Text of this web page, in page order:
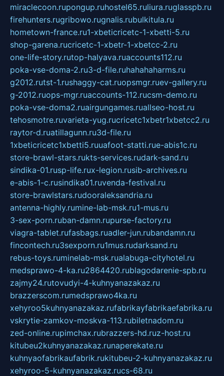
miraclecoon.rupongup.ruhostel65.ruliura.ruglasspb.ru
firehunters.rugribowo.rugnalis.rubulkitula.ru
hometown-france.ru1-xbeticricetc-1-xbetti-5.ru
shop-garena.rucricetc-1-xbetr-1-xbetcc-2.ru
one-life-story.rutop-halyava.ruaccounts112.ru
poka-vse-doma-2.ru3-d-file.ruhahahaharms.ru
g2012.rutst-1.rushaggy-cat.ruopsmgr.ruev-gallery.ru
g-2012.ruops-mgr.ruaccounts-112.rucsm-demo.ru
poka-vse-doma2.ruairgungames.ruallseo-host.ru
tehosmotre.ruvarieta-yug.rucricetc1xbetr1xbetcc2.ru
raytor-d.ruatillagunn.ru3d-file.ru
1xbeticricetc1xbetti5.ruuafoot-statti.rue-abis1c.ru
store-brawl-stars.rukts-services.rudark-sand.ru
sindika-01.rusp-life.rux-legion.rusib-archives.ru
e-abis-1-c.rusindika01.ruvenda-festival.ru
store-brawlstars.rudooraleksandria.ru
antenna-highly.rumine-lab-msk.ru1-mus.ru
3-sex-porn.ruban-damn.rupurse-factory.ru
viagra-tablet.rufasbags.ruadler-jun.rubandamn.ru
fincontech.ru3sexporn.ru1mus.rudarksand.ru
rebus-toys.ruminelab-msk.rualabuga-cityhotel.ru
medsprawo-4-ka.ru2864420.rublagodarenie-spb.ru
zajmy24.rutovudyi-4-kuhnyanazakaz.ru
brazzerscom.rumedsprawo4ka.ru
xehyroo5kuhnyanazakaz.rufabrikayfabrikaefabrika.ru
vskrytie-zamkov-moskva-113.rubiletnadom.ru
zed-online.rupimchax.rubrazzers-hd.ruz-host.ru
kitubeu2kuhnyanazakaz.runaperekate.ru
kuhnyaofabrikaufabrik.rukitubeu-2-kuhnyanazakaz.ru
xehyroo-5-kuhnyanazakaz.rucs-68.ru